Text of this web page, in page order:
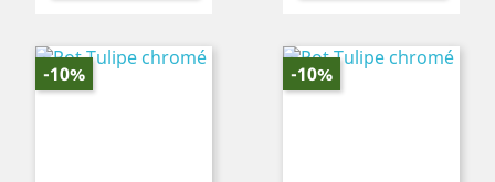
-10% -10%